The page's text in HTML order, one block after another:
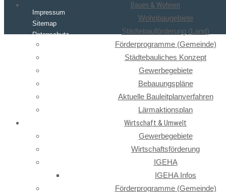
Bauen & Wohnen
Wohnbaugebiete
Städtebauförderung (Land)
Förderprogramme (Gemeinde)
Städtebauliches Konzept
Gewerbegebiete
Bebauungspläne
Aktuelle Bauleitplanverfahren
Lärmaktionsplan
Wirtschaft & Umwelt
Gewerbegebiete
Wirtschaftsförderung
IGEHA
IGEHA Infos
Förderprogramme (Gemeinde)
Impressum
Sitemap
Datenschutz